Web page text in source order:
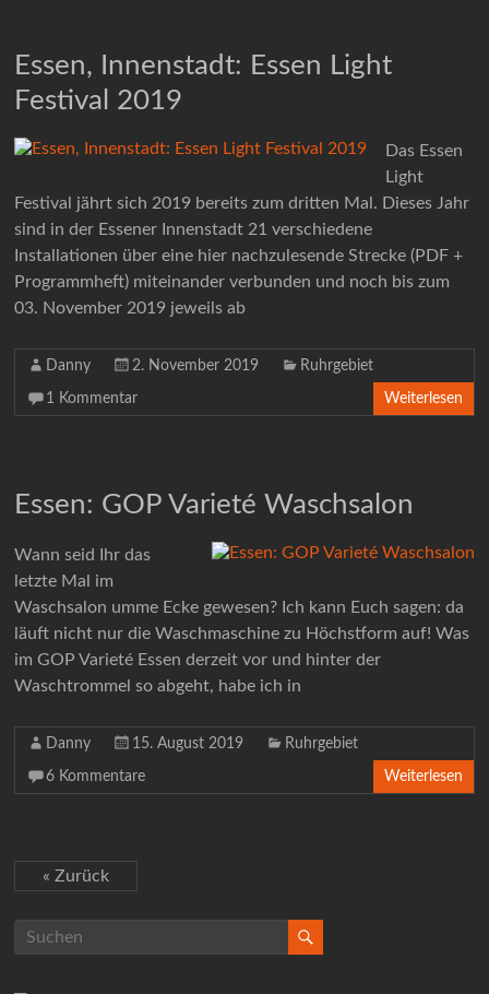
Essen, Innenstadt: Essen Light
Festival 2019
Das Essen
Light
Festival jährt sich 2019 bereits zum dritten Mal. Dieses Jahr
sind in der Essener Innenstadt 21 verschiedene
Installationen über eine hier nachzulesende Strecke (PDF +
Programmheft) miteinander verbunden und noch bis zum
03. November 2019 jeweils ab
Danny 2. November 2019 Ruhrgebiet
1 Kommentar Weiterlesen
Essen: GOP Varieté Waschsalon
Wann seid Ihr das
letzte Mal im
Waschsalon umme Ecke gewesen? Ich kann Euch sagen: da
läuft nicht nur die Waschmaschine zu Höchstform auf! Was
im GOP Varieté Essen derzeit vor und hinter der
Waschtrommel so abgeht, habe ich in
Danny 15. August 2019 Ruhrgebiet
6 Kommentare Weiterlesen
« Zurück